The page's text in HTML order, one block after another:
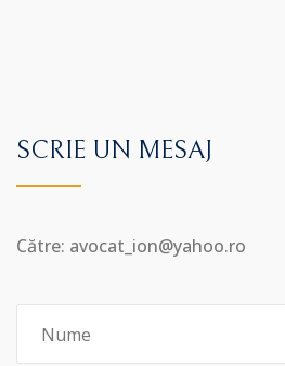
SCRIE UN MESAJ
Către: avocat_ion@yahoo.ro